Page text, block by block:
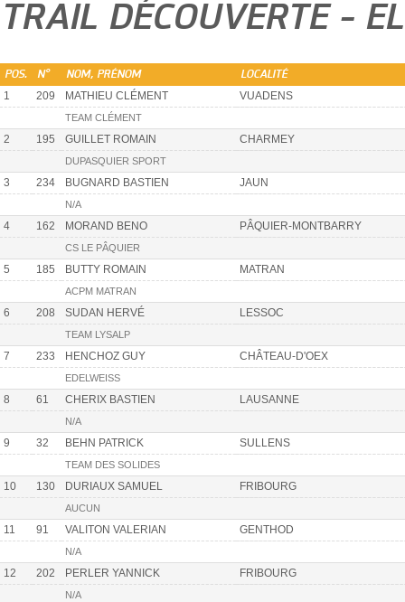
TRAIL DÉCOUVERTE -
POS. N° NOM, PRÉNOM LOCALITÉ
1 209 MATHIEU CLÉMENT VUADENS
TEAM CLÉMENT
2 195 GUILLET ROMAIN CHARMEY
DUPASQUIER SPORT
3 234 BUGNARD BASTIEN JAUN
N/A
4 162 MORAND BENO PÂQUIER-MONTBARRY
CS LE PÂQUIER
5 185 BUTTY ROMAIN MATRAN
ACPM MATRAN
6 208 SUDAN HERVÉ LESSOC
TEAM LYSALP
7 233 HENCHOZ GUY CHÂTEAU-D'OEX
EDELWEISS
8 61 CHERIX BASTIEN LAUSANNE
N/A
9 32 BEHN PATRICK SULLENS
TEAM DES SOLIDES
10 130 DURIAUX SAMUEL FRIBOURG
AUCUN
11 91 VALITON VALERIAN GENTHOD
N/A
12 202 PERLER YANNICK FRIBOURG
N/A